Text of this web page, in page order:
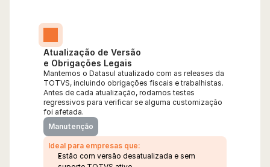
Atualização de Versão
e Obrigações Legais
Mantemos o Datasul atualizado com as releases da
TOTVS, incluindo obrigações fiscais e trabalhistas.
Antes de cada atualização, rodamos testes
regressivos para verificar se alguma customização
foi afetada.
Manutenção
Ideal para empresas que:
Estão com versão desatualizada e sem